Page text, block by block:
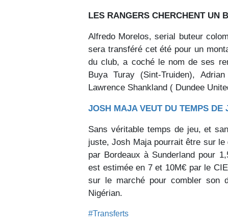
LES RANGERS CHERCHENT UN
Alfredo Morelos, serial buteur
sera transféré cet été pour un
du club, a coché le nom de ses
Buya Turay (Sint-Truiden),
Lawrence Shankland ( Dundee
JOSH MAJA VEUT DU TEMPS DE
Sans véritable temps de jeu, et
juste, Josh Maja pourrait être sur
par Bordeaux à Sunderland pour
est estimée en 7 et 10M€ par le
sur le marché pour combler son
Nigérian.
#Transferts